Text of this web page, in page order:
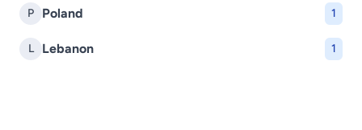
P Poland 1
L Lebanon 1